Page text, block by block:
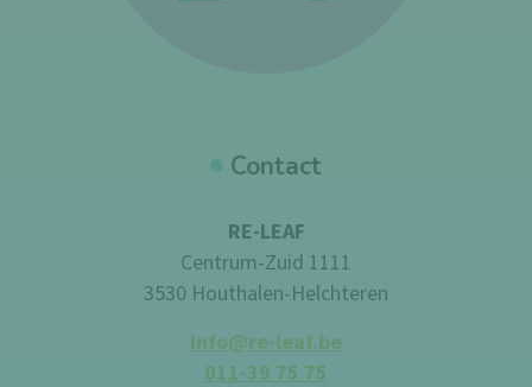
Contact
RE-LEAF
Centrum-Zuid 1111
3530 Houthalen-Helchteren
info@re-leaf.be
011-39 75 75